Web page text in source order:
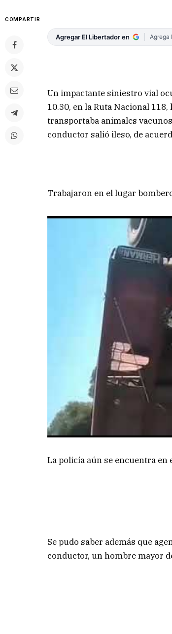
COMPARTIR
Agregar El Libertador en Agrega
Un impactante siniestro vial
10.30, en la Ruta Nacional
transportaba animales
conductor salió ileso, de
Trabajaron en el lugar
La policía aún se encuentra
Se pudo saber además que
conductor, un hombre mayor